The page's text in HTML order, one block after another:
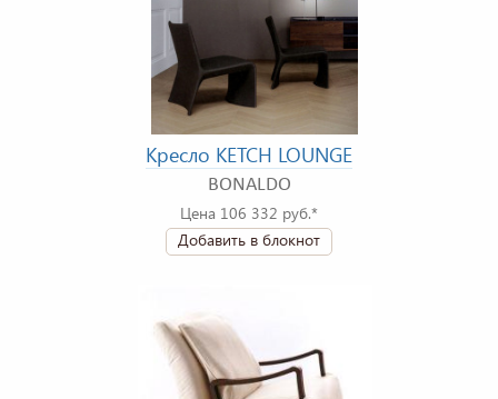
Кресло KETCH LOUNGE
BONALDO
Цена 106 332 руб.*
Добавить в блокнот